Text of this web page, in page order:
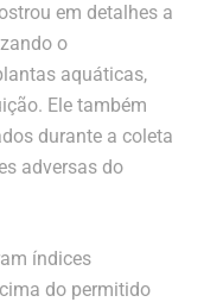
em detalhes a
o
aquáticas,
Ele também
durante a coleta
adversas do
índices
do permitido